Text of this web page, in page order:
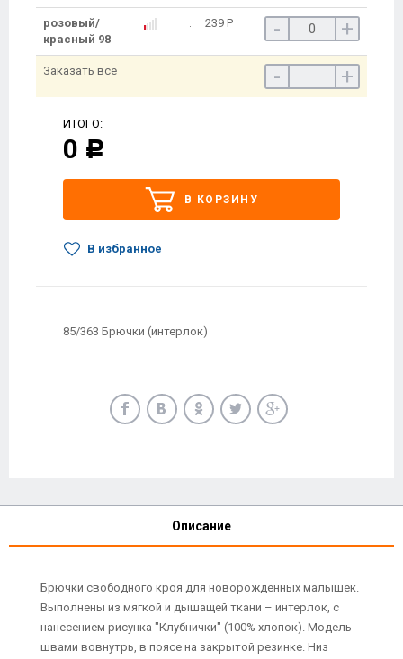
розовый/
красный 98
239 Р - +
- +
ИТОГО:
0 Р
В КОРЗИНУ
В избранное
85/363 Брючки (интерлок)
Описание
Брючки свободного кроя для новорожденных малышек.
Выполнены из мягкой и дышащей ткани – интерлок, с
нанесением рисунка "Клубнички" (100% хлопок). Модель
швами вовнутрь, в поясе на закрытой резинке. Низ